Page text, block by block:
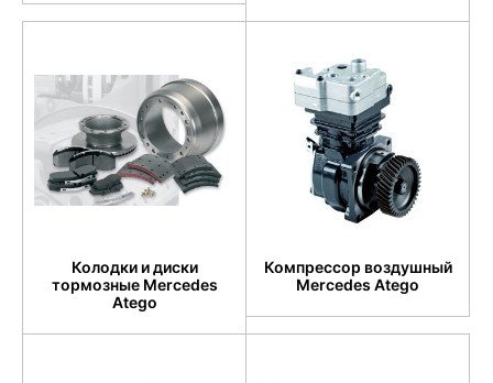
Колодки и диски
тормозные Mercedes
Atego
Компрессор воздушный
Mercedes Atego